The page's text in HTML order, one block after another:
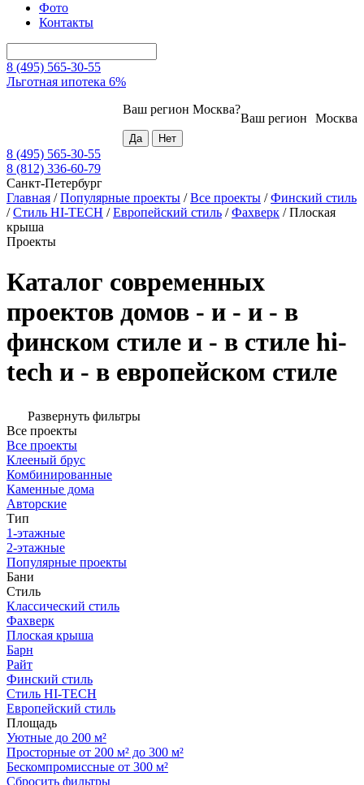
Фото
Контакты
8 (495) 565-30-55
Льготная ипотека 6%
Москва
Ваш регион
Ваш регион Москва?
8 (495) 565-30-55
8 (812) 336-60-79
Санкт-Петербург
Главная /Популярные проекты /Все проекты /Финский стиль
/Стиль HI-TECH /Европейский стиль /Фахверк /Плоская
крыша
Проекты
Каталог современных
проектов домов - и - и - в
финском стиле и - в стиле hi-
tech и - в европейском стиле
Развернуть фильтры
Все проекты
Все проекты
Клееный брус
Комбинированные
Каменные дома
Авторские
Тип
1-этажные
2-этажные
Популярные проекты
Бани
Стиль
Классический стиль
Фахверк
Плоская крыша
Барн
Райт
Финский стиль
Стиль HI-TECH
Европейский стиль
Площадь
Уютные до 200 м²
Просторные от 200 м² до 300 м²
Бескомпромиссные от 300 м²
Сбросить фильтры